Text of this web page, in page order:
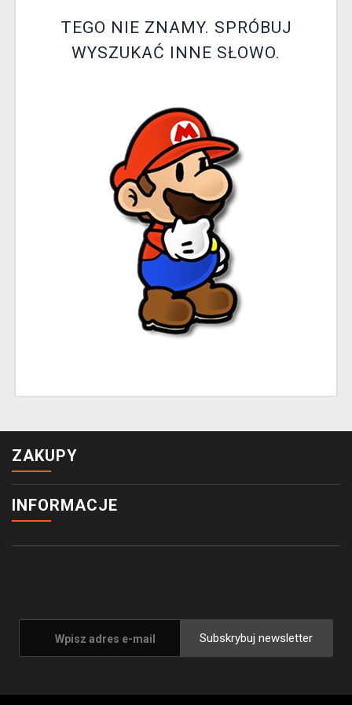
XZONE KLUBTEGO NIE ZNAMY. SPRÓBUJ
WYSZUKAĆ INNE SŁOWO.
ZAKUPY
INFORMACJE
Subskrybuj newsletter